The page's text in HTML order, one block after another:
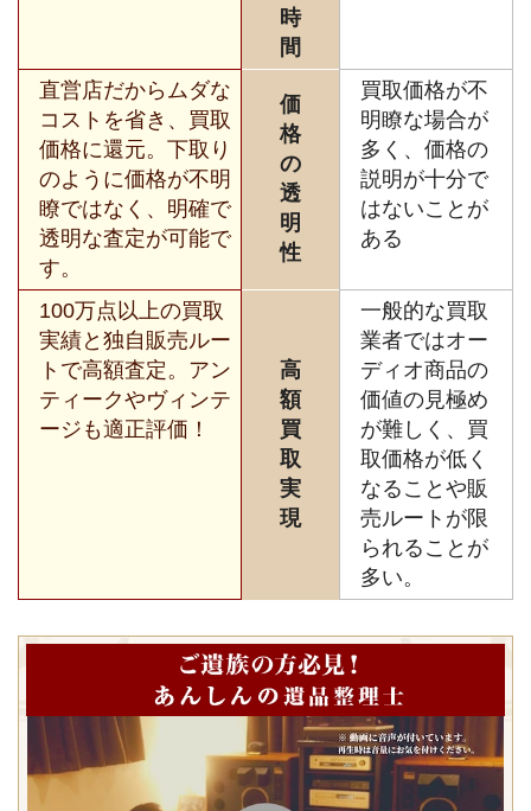
時
間
直営店だからムダな
コストを省き、買取
価格に還元。下取り
のように価格が不明
瞭ではなく、明確で
透明な査定が可能で
す。
価
格
の
透
明
性
買取価格が不
明瞭な場合が
多く、価格の
説明が十分で
はないことが
ある
100万点以上の買取
実績と独自販売ルー
トで高額査定。アン
ティークやヴィンテ
ージも適正評価！
高
額
買
取
実
現
一般的な買取
業者ではオー
ディオ商品の
価値の見極め
が難しく、買
取価格が低く
なることや販
売ルートが限
られることが
多い。